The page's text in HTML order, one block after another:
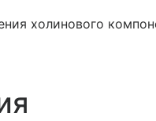
холинового